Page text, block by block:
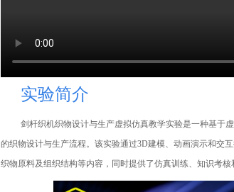
实验简介
剑杆织机织物设计与生产虚拟仿真教学实验是一种基于
的织物设计与生产流程。该实验通过3D建模、动画演示和交
织物原料及组织结构等内容，同时提供了仿真训练、知识考